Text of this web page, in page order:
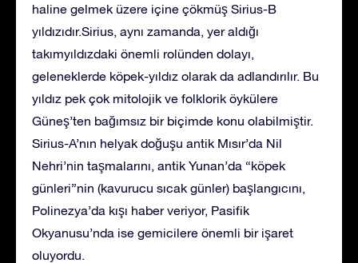
haline gelmek üzere içine çökmüş Sirius-B
yıldızıdır.Sirius, aynı zamanda, yer aldığı
takımyıldızdaki önemli rolünden dolayı,
geleneklerde köpek-yıldız olarak da adlandırılır. Bu
yıldız pek çok mitolojik ve folklorik öykülere
Güneş’ten bağımsız bir biçimde konu olabilmiştir.
Sirius-A’nın helyak doğuşu antik Mısır’da Nil
Nehri’nin taşmalarını, antik Yunan’da “köpek
günleri”nin (kavurucu sıcak günler) başlangıcını,
Polinezya’da kışı haber veriyor, Pasifik
Okyanusu’nda ise gemicilere önemli bir işaret
oluyordu.